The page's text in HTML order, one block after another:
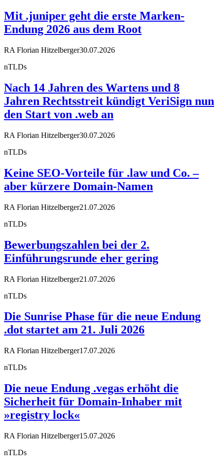
Mit .juniper geht die erste Marken-
Endung 2026 aus dem Root
RA Florian Hitzelberger30.07.2026
nTLDs
Nach 14 Jahren des Wartens und 8
Jahren Rechtsstreit kündigt VeriSign nun
den Start von .web an
RA Florian Hitzelberger30.07.2026
nTLDs
Keine SEO-Vorteile für .law und Co. –
aber kürzere Domain-Namen
RA Florian Hitzelberger21.07.2026
nTLDs
Bewerbungszahlen bei der 2.
Einführungsrunde eher gering
RA Florian Hitzelberger21.07.2026
nTLDs
Die Sunrise Phase für die neue Endung
.dot startet am 21. Juli 2026
RA Florian Hitzelberger17.07.2026
nTLDs
Die neue Endung .vegas erhöht die
Sicherheit für Domain-Inhaber mit
»registry lock«
RA Florian Hitzelberger15.07.2026
nTLDs